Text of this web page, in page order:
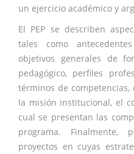
un ejercicio académico y
El PEP se describen
tales como
objetivos generales de
pedagógico, perfiles
términos de
la misión institucional, el
cual se presentan las
programa. Finalmente,
proyectos en cuyas